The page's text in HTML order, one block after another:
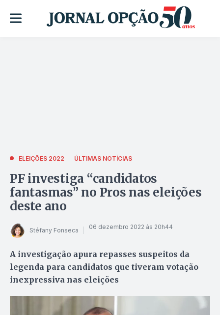
ELEIÇÕES 2022 ÚLTIMAS NOTÍCIAS
PF investiga “candidatos
fantasmas” no Pros nas eleições
deste ano
Stéfany Fonseca 06 dezembro 2022 às 20h44
A investigação apura repasses suspeitos da
legenda para candidatos que tiveram votação
inexpressiva nas eleições